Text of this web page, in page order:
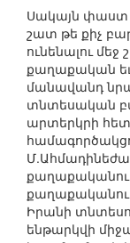
Սակայն փաստ
շատ թե քիչ
ունենալու
քաղաքական
մանավանդ
տնտեսական
արտերկրի հետ
Իրանի
ենթարկվի